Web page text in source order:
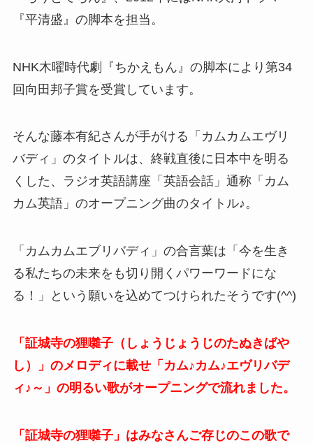
『平清盛』の脚本を担当。
NHK木曜時代劇『ちかえもん』の脚本により第34
回向田邦子賞を受賞しています。
そんな藤本有紀さんが手がける「カムカムエヴリ
バディ」のタイトルは、終戦直後に日本中を明る
くした、ラジオ英語講座「英語会話」通称「カム
カム英語」のオープニング曲のタイトル♪。
「カムカムエブリバディ」の合言葉は「今を生き
る私たちの未来をも切り開くパワーワードにな
る！」という願いを込めてつけられたそうです(^^)
「証城寺の狸囃子（しょうじょうじのたぬきばや
し）」のメロディに載せ「カム♪カム♪エヴリバデ
ィ♪～」の明るい歌がオープニングで流れました。
「証城寺の狸囃子」はみなさんご存じのこの歌で